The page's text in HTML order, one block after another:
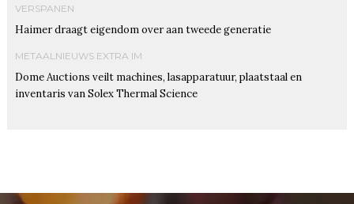
VERSPANEN
Haimer draagt eigendom over aan tweede generatie
METAALNIEUWS EXTRA IM
Dome Auctions veilt machines, lasapparatuur, plaatstaal en
inventaris van Solex Thermal Science